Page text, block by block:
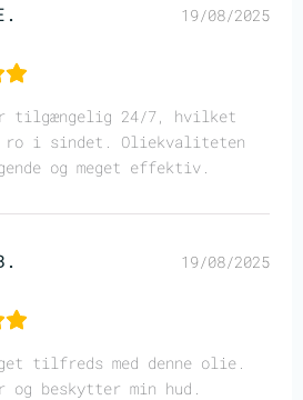
19/08/2025
tilgængelig 24/7, hvilket
ro i sindet. Oliekvaliteten
og meget effektiv.
19/08/2025
tilfreds med denne olie.
og beskytter min hud.